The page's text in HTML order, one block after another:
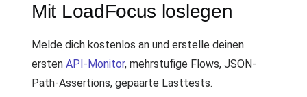
Mit LoadFocus loslegen
Melde dich kostenlos an und erstelle deinen
ersten API-Monitor, mehrstufige Flows, JSON-
Path-Assertions, gepaarte Lasttests.